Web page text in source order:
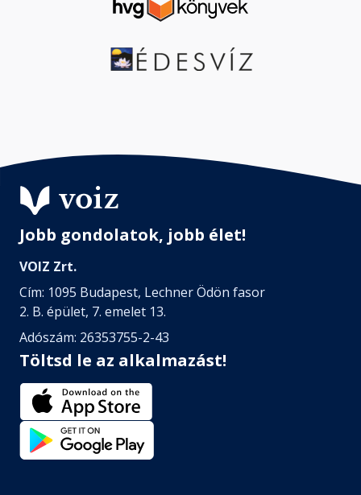
Jobb gondolatok, jobb élet!
VOIZ Zrt.
Cím: 1095 Budapest, Lechner Ödön fasor
2. B. épület, 7. emelet 13.
Adószám: 26353755-2-43
Töltsd le az alkalmazást!